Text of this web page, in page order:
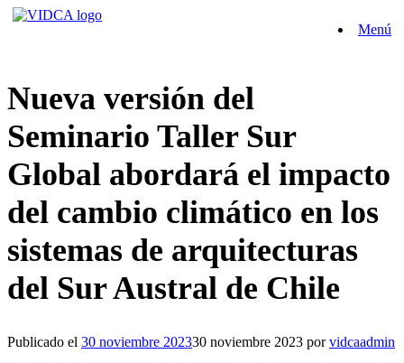
Saltar
Menú
Nueva versión del
Seminario Taller Sur
Global abordará el impacto
del cambio climático en los
sistemas de arquitecturas
del Sur Austral de Chile
Publicado el 30 noviembre 202330 noviembre 2023 porvidcaadmin